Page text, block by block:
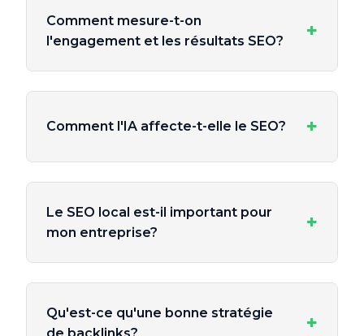
Comment mesure-t-on
l'engagement et les résultats SEO?
+
Comment l'IA affecte-t-elle le SEO? +
Le SEO local est-il important pour
mon entreprise?
+
Qu'est-ce qu'une bonne stratégie
de backlinks?
+